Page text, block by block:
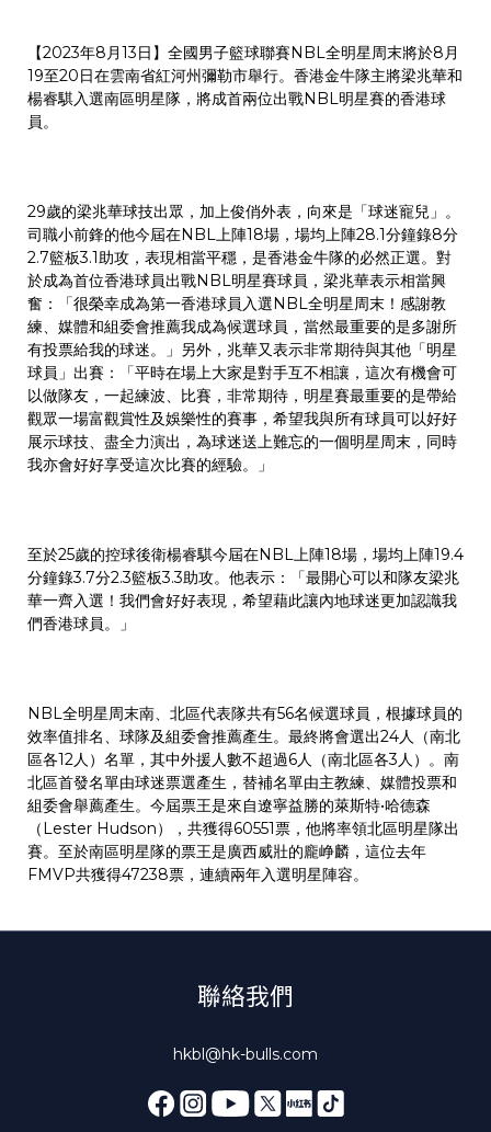
【2023年8月13日】全國男子籃球聯賽NBL全明星周末將於8月
19至20日在雲南省紅河州彌勒市舉行。香港金牛隊主將梁兆華和
楊睿騏入選南區明星隊，將成首兩位出戰NBL明星賽的香港球
員。
29歲的梁兆華球技出眾，加上俊俏外表，向來是「球迷寵兒」。
司職小前鋒的他今屆在NBL上陣18場，場均上陣28.1分鐘錄8分
2.7籃板3.1助攻，表現相當平穩，是香港金牛隊的必然正選。對
於成為首位香港球員出戰NBL明星賽球員，梁兆華表示相當興
奮：「很榮幸成為第一香港球員入選NBL全明星周末！感謝教
練、媒體和組委會推薦我成為候選球員，當然最重要的是多謝所
有投票給我的球迷。」另外，兆華又表示非常期待與其他「明星
球員」出賽：「平時在場上大家是對手互不相讓，這次有機會可
以做隊友，一起練波、比賽，非常期待，明星賽最重要的是帶給
觀眾一場富觀賞性及娛樂性的賽事，希望我與所有球員可以好好
展示球技、盡全力演出，為球迷送上難忘的一個明星周末，同時
我亦會好好享受這次比賽的經驗。」
至於25歲的控球後衛楊睿騏今屆在NBL上陣18場，場均上陣19.4
分鐘錄3.7分2.3籃板3.3助攻。他表示：「最開心可以和隊友梁兆
華一齊入選！我們會好好表現，希望藉此讓內地球迷更加認識我
們香港球員。」
NBL全明星周末南、北區代表隊共有56名候選球員，根據球員的
效率值排名、球隊及組委會推薦產生。最終將會選出24人（南北
區各12人）名單，其中外援人數不超過6人（南北區各3人）。南
北區首發名單由球迷票選產生，替補名單由主教練、媒體投票和
組委會舉薦產生。今屆票王是來自遼寧益勝的萊斯特•哈德森
（Lester Hudson），共獲得60551票，他將率領北區明星隊出
賽。至於南區明星隊的票王是廣西威壯的龐峥麟，這位去年
FMVP共獲得47238票，連續兩年入選明星陣容。
聯絡我們
hkbl@hk-bulls.com